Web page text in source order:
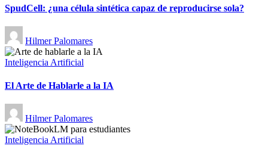
SpudCell: ¿una célula sintética capaz de reproducirse sola?
Publicado
por
Hilmer Palomares
Publicado
Inteligencia Artificial
El Arte de Hablarle a la IA
Publicado
por
Hilmer Palomares
Publicado
Inteligencia Artificial